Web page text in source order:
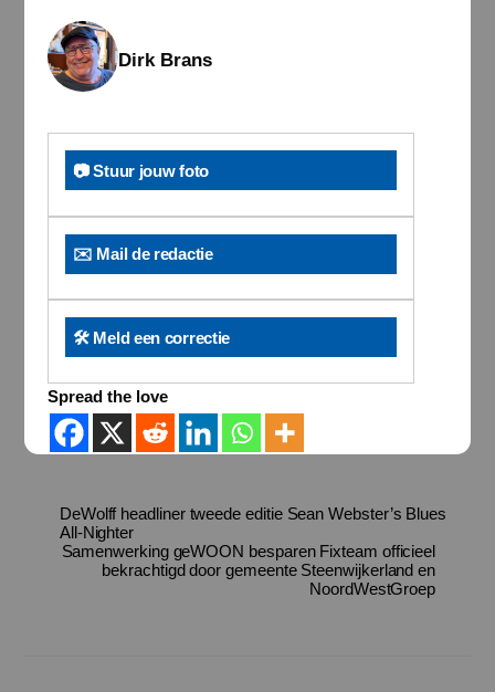
Dirk Brans
📷 Stuur jouw foto
✉️ Mail de redactie
🛠️ Meld een correctie
Spread the love
DeWolff headliner tweede editie Sean Webster’s Blues
All-Nighter
Samenwerking geWOON besparen Fixteam officieel
bekrachtigd door gemeente Steenwijkerland en
NoordWestGroep